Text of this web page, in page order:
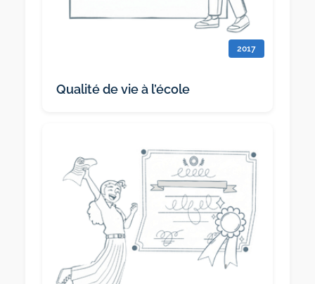
2017
Qualité de vie à l’école